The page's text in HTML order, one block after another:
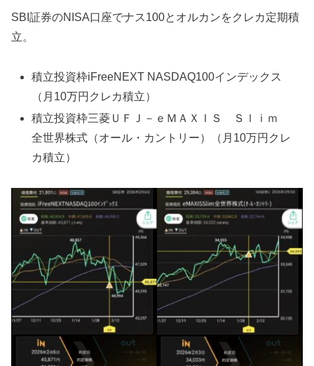
SBI証券のNISA口座でナス100とオルカンをクレカ定期積
立。
積立投資枠iFreeNEXT NASDAQ100インデックス
（月10万円クレカ積立）
積立投資枠三菱ＵＦＪ－ｅＭＡＸＩＳ Ｓｌｉｍ
全世界株式（オール・カントリー）（月10万円クレ
カ積立）